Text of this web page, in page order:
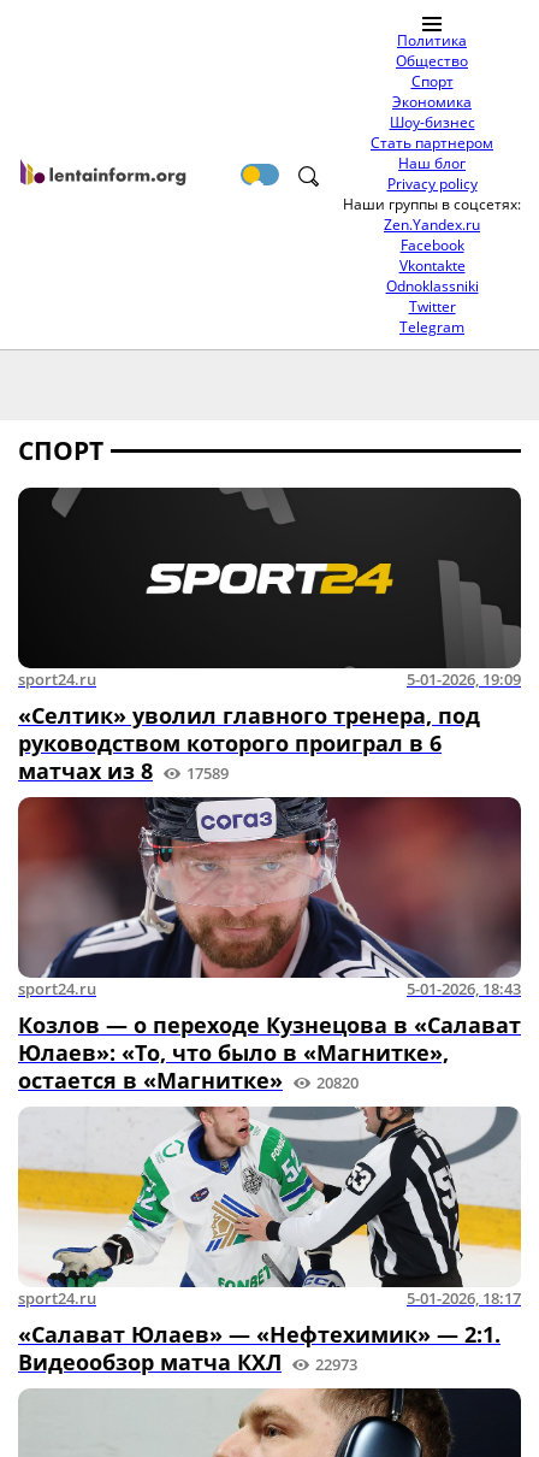
Политика
Общество
Спорт
Экономика
Шоу-бизнес
Стать партнером
Наш блог
Privacy policy
Наши группы в соцсетях:
Zen.Yandex.ru
Facebook
Vkontakte
Odnoklassniki
Twitter
Telegram
СПОРТ
sport24.ru 5-01-2026, 19:09
«Селтик» уволил главного тренера, под
руководством которого проиграл в 6
матчах из 8
17589
sport24.ru 5-01-2026, 18:43
Козлов — о переходе Кузнецова в «Салават
Юлаев»: «То, что было в «Магнитке»,
остается в «Магнитке»
20820
sport24.ru 5-01-2026, 18:17
«Салават Юлаев» — «Нефтехимик» — 2:1.
Видеообзор матча КХЛ
22973